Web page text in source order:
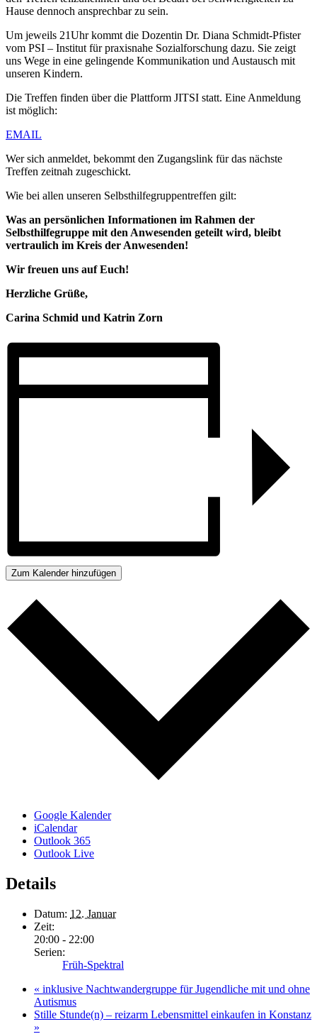
Hause dennoch ansprechbar zu sein.
Um jeweils 21Uhr kommt die Dozentin Dr. Diana Schmidt-Pfister
vom PSI – Institut für praxisnahe Sozialforschung dazu. Sie zeigt
uns Wege in eine gelingende Kommunikation und Austausch mit
unseren Kindern.
Die Treffen finden über die Plattform JITSI statt. Eine Anmeldung
ist möglich:
EMAIL
Wer sich anmeldet, bekommt den Zugangslink für das nächste
Treffen zeitnah zugeschickt.
Wie bei allen unseren Selbsthilfegruppentreffen gilt:
Was an persönlichen Informationen im Rahmen der
Selbsthilfegruppe mit den Anwesenden geteilt wird, bleibt
vertraulich im Kreis der Anwesenden!
Wir freuen uns auf Euch!
Herzliche Grüße,
Carina Schmid und Katrin Zorn
Zum Kalender hinzufügen
Google Kalender
iCalendar
Outlook 365
Outlook Live
Details
Datum: 12. Januar
Zeit:
20:00 - 22:00
Serien:
Früh-Spektral
« inklusive Nachtwandergruppe für Jugendliche mit und ohne
Autismus
Stille Stunde(n) – reizarm Lebensmittel einkaufen in Konstanz
»